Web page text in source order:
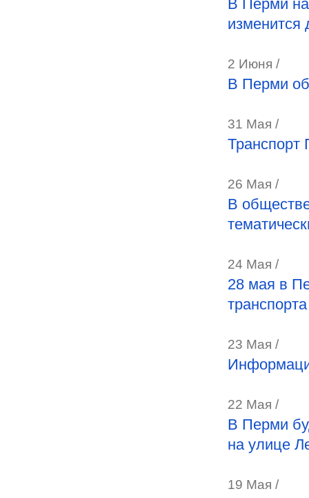
В Перми
изменится
2 Июня /
В Перми
31 Мая /
Транспорт
26 Мая /
В
24 Мая /
28 мая в
23 Мая /
22 Мая /
В Перми
на улице
19 Мая /